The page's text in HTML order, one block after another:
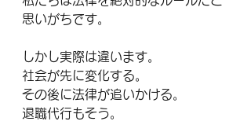
思いがちです。
しかし実際は違います。
社会が先に変化する。
その後に法律が追いかける。
退職代行もそう。